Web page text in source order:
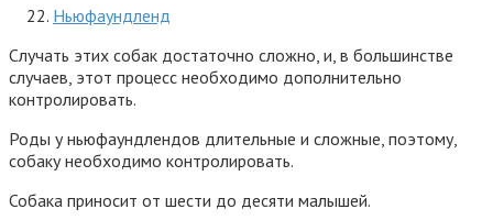
Ньюфаундленд
Случать этих собак достаточно сложно, и, в большинстве
случаев, этот процесс необходимо дополнительно
контролировать.
Роды у ньюфаундлендов длительные и сложные, поэтому,
собаку необходимо контролировать.
Собака приносит от шести до десяти малышей.